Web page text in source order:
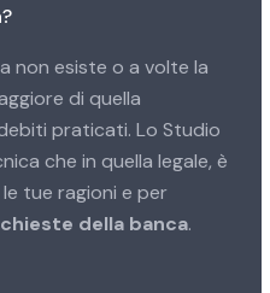
non esiste o a volte la
di quella
praticati. Lo Studio
che in quella legale, è
tue ragioni e per
della banca.